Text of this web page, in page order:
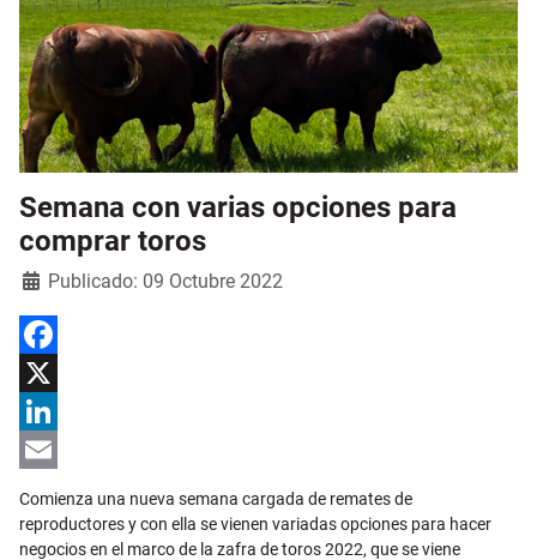
Semana con varias opciones para
comprar toros
Detalles
Publicado: 09 Octubre 2022
Facebook
X
LinkedIn
Email
Comienza una nueva semana cargada de remates de
reproductores y con ella se vienen variadas opciones para hacer
negocios en el marco de la zafra de toros 2022, que se viene